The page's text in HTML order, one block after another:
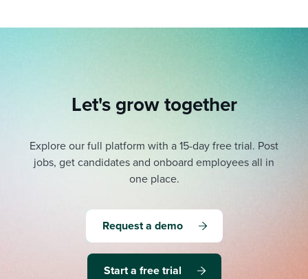
Let's grow together
Explore our full platform with a 15-day free trial. Post
jobs, get candidates and onboard employees all in
one place.
Request a demo
Start a free trial